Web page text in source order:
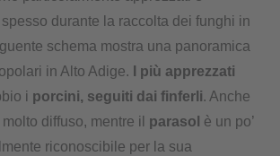
durante la raccolta dei funghi in
schema mostra una panoramica
in Alto Adige.
I più apprezzati
i porcini, seguiti dai finferli. Anche
molto diffuso, mentre il parasol è un po’
riconoscibile per la sua